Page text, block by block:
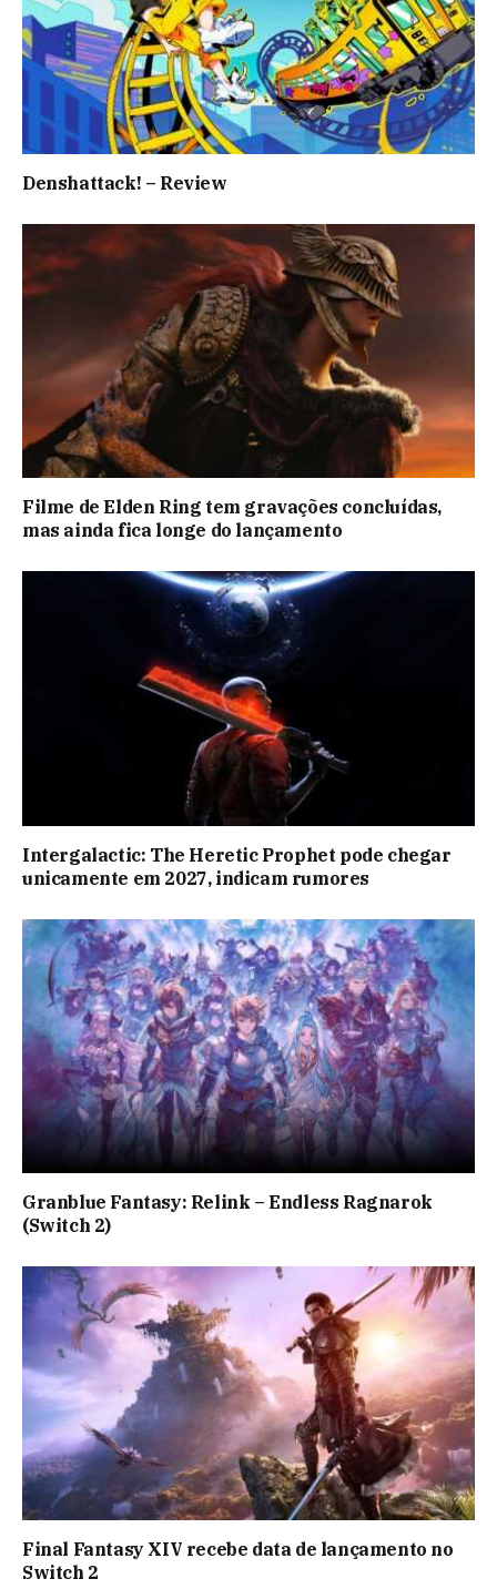
Denshattack! – Review
Filme de Elden Ring tem gravações concluídas,
mas ainda fica longe do lançamento
Intergalactic: The Heretic Prophet pode chegar
unicamente em 2027, indicam rumores
Granblue Fantasy: Relink – Endless Ragnarok
(Switch 2)
Final Fantasy XIV recebe data de lançamento no
Switch 2